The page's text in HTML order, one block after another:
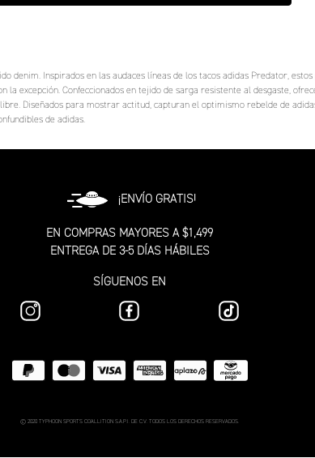
Inspirados en las audaces líneas de los tacos adidas Predator,
la excepción. Confeccionados en tejido de sarga resistente al desgaste,
Diseñados para mostrar actitud, capturan el optimismo rebelde de
de adidas.
¡ENVÍO GRATIS!
EN COMPRAS MAYORES A $1,499
ENTREGA DE 3-5 DÍAS HÁBILES
SÍGUENOS EN
© 2020 TYPHOON SPORTS COALLITION S.A.P.I. DE C.V. TODOS LOS DERECHOS RESERVADOS.